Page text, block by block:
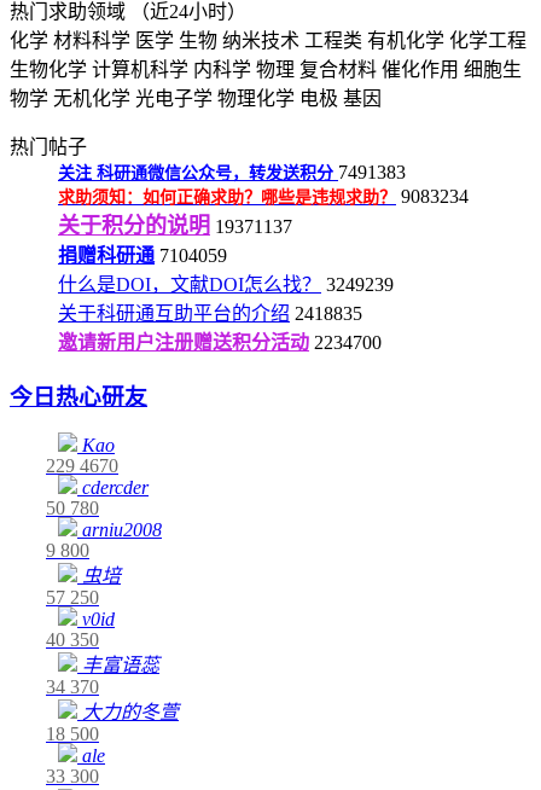
热门求助领域
（近24小时）
化学 材料科学 医学 生物 纳米技术 工程类 有机化学 化学工程
生物化学 计算机科学 内科学 物理 复合材料 催化作用 细胞生
物学 无机化学 光电子学 物理化学 电极 基因
热门帖子
关注 科研通微信公众号，转发送积分 7491383
求助须知：如何正确求助？哪些是违规求助？ 9083234
关于积分的说明 19371137
捐赠科研通 7104059
什么是DOI，文献DOI怎么找？
3249239
关于科研通互助平台的介绍 2418835
邀请新用户注册赠送积分活动 2234700
今日热心研友
Kao
229 4670
cdercder
50 780
arniu2008
9 800
虫培
57 250
v0id
40 350
丰富语蕊
34 370
大力的冬萱
18 500
ale
33 300